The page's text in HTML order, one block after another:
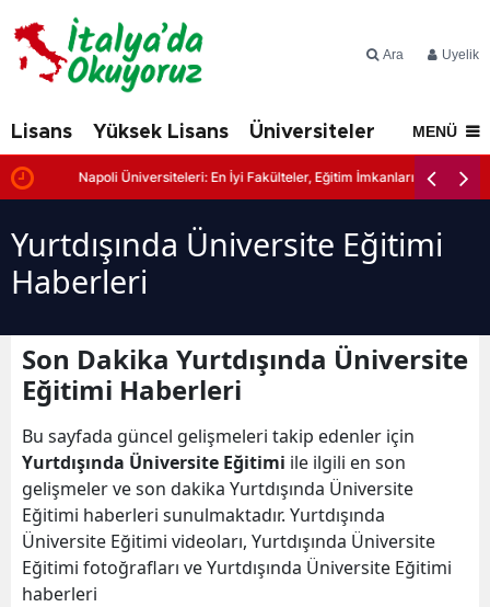
Ara Üyelik
Lisans Yüksek Lisans Üniversiteler İtalya'da
MENÜ
Napoli Üniversiteleri: En İyi Fakülteler, Eğitim İmkanları ve Başvuru
Yurtdışında Üniversite Eğitimi
Haberleri
Son Dakika Yurtdışında Üniversite
Eğitimi Haberleri
Bu sayfada güncel gelişmeleri takip edenler için
Yurtdışında Üniversite Eğitimi ile ilgili en son
gelişmeler ve son dakika Yurtdışında Üniversite
Eğitimi haberleri sunulmaktadır. Yurtdışında
Üniversite Eğitimi videoları, Yurtdışında Üniversite
Eğitimi fotoğrafları ve Yurtdışında Üniversite Eğitimi
haberleri